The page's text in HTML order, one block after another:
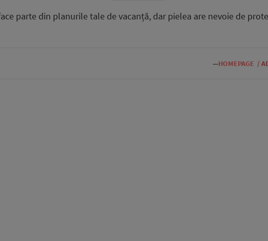
parte din planurile tale de vacanță, dar pielea are nevoie de
—HOMEPAGE /